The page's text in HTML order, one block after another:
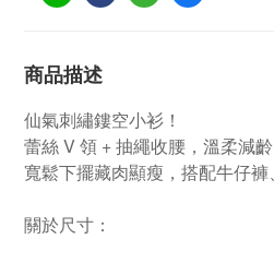
商品描述
仙氣刺繡鏤空小衫！
蕾絲 V 領 + 抽繩收腰，溫柔減齡
寬鬆下擺藏肉顯瘦，搭配牛仔褲
關於尺寸：